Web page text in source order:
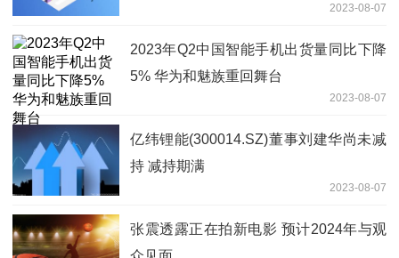
2023-08-07
2023年Q2中国智能手机出货量同比下降
5% 华为和魅族重回舞台
2023-08-07
亿纬锂能(300014.SZ)董事刘建华尚未减
持 减持期满
2023-08-07
张震透露正在拍新电影 预计2024年与观